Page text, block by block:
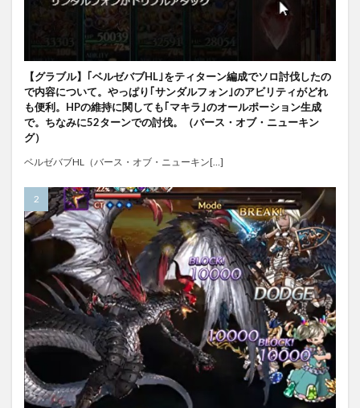
【グラブル】｢ベルゼバブHL｣をティターン編成でソロ討伐したの
で内容について。やっぱり｢サンダルフォン｣のアビリティがどれ
も便利。HPの維持に関しても｢マキラ｣のオールポーション生成
で。ちなみに52ターンでの討伐。（バース・オブ・ニューキン
グ）
ベルゼバブHL（バース・オブ・ニューキン[…]